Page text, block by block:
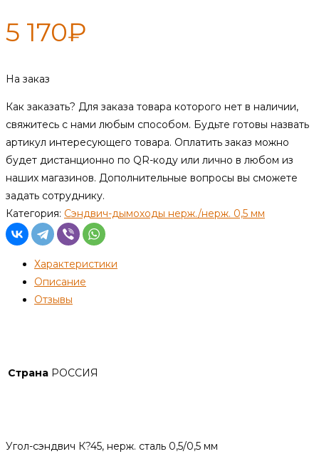
5 170₽
На заказ
Как заказать? Для заказа товара которого нет в наличии,
свяжитесь с нами любым способом. Будьте готовы назвать
артикул интересующего товара. Оплатить заказ можно
будет дистанционно по QR-коду или лично в любом из
наших магазинов. Дополнительные вопросы вы сможете
задать сотруднику.
Категория: Сэндвич-дымоходы нерж./нерж. 0,5 мм
Характеристики
Описание
Отзывы
Страна РОССИЯ
Угол-сэндвич К?45, нерж. сталь 0,5/0,5 мм